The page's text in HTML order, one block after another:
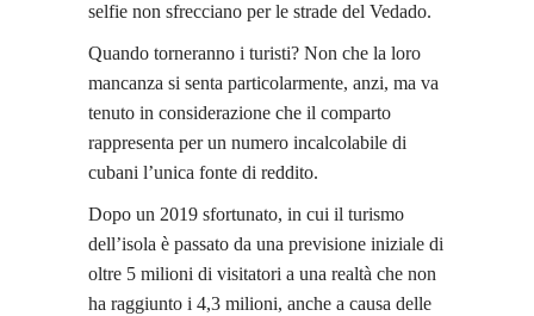
selfie non sfrecciano per le strade del Vedado.
Quando torneranno i turisti? Non che la loro
mancanza si senta particolarmente, anzi, ma va
tenuto in considerazione che il comparto
rappresenta per un numero incalcolabile di
cubani l’unica fonte di reddito.
Dopo un 2019 sfortunato, in cui il turismo
dell’isola è passato da una previsione iniziale di
oltre 5 milioni di visitatori a una realtà che non
ha raggiunto i 4,3 milioni, anche a causa delle